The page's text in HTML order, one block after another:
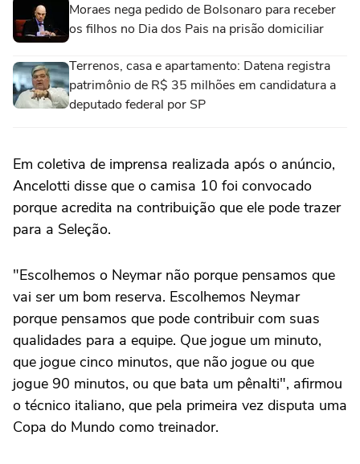
Moraes nega pedido de Bolsonaro para receber
os filhos no Dia dos Pais na prisão domiciliar
Terrenos, casa e apartamento: Datena registra
patrimônio de R$ 35 milhões em candidatura a
deputado federal por SP
Em coletiva de imprensa realizada após o anúncio,
Ancelotti disse que o camisa 10 foi convocado
porque acredita na contribuição que ele pode trazer
para a Seleção.
"Escolhemos o Neymar não porque pensamos que
vai ser um bom reserva. Escolhemos Neymar
porque pensamos que pode contribuir com suas
qualidades para a equipe. Que jogue um minuto,
que jogue cinco minutos, que não jogue ou que
jogue 90 minutos, ou que bata um pênalti", afirmou
o técnico italiano, que pela primeira vez disputa uma
Copa do Mundo como treinador.